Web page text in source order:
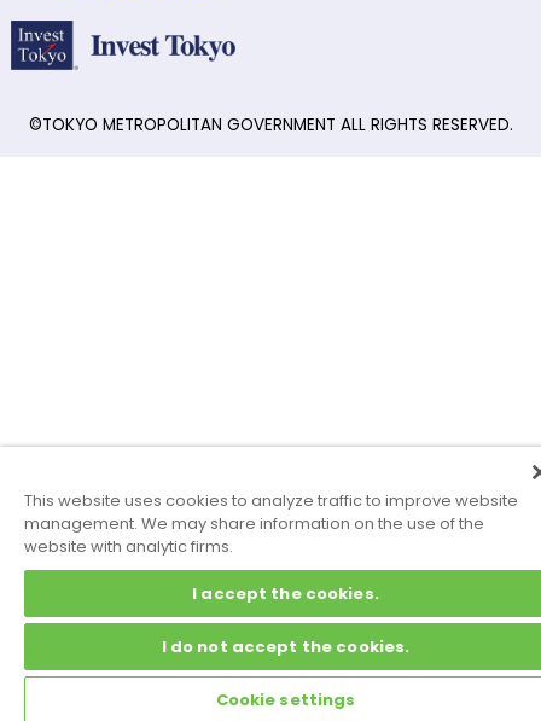
©TOKYO METROPOLITAN GOVERNMENT ALL RIGHTS RESERVED.
This website uses cookies to analyze traffic to improve website
management. We may share information on the use of the
website with analytic firms.
I accept the cookies.
I do not accept the cookies.
Cookie settings